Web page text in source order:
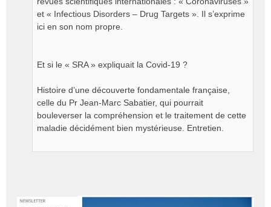
et « Infectious Disorders – Drug Targets ». Il s’exprime
ici en son nom propre.
Et si le « SRA » expliquait la Covid-19 ?
Histoire d’une découverte fondamentale française,
celle du Pr Jean-Marc Sabatier, qui pourrait
bouleverser la compréhension et le traitement de cette
maladie décidément bien mystérieuse. Entretien.